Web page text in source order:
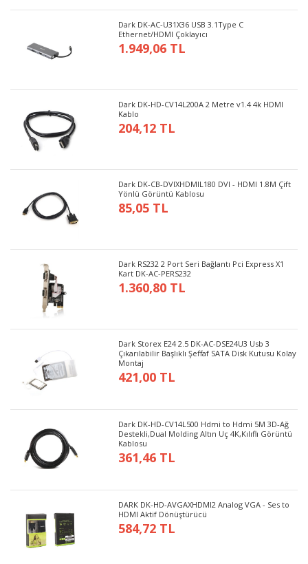
Dark DK-AC-U31X36 USB 3.1Type C
Ethernet/HDMI Çoklayıcı
1.949,06 TL
Dark DK-HD-CV14L200A 2 Metre v1.4 4k HDMI
Kablo
204,12 TL
Dark DK-CB-DVIXHDMIL180 DVI - HDMI 1.8M Çift
Yönlü Görüntü Kablosu
85,05 TL
Dark RS232 2 Port Seri Bağlantı Pci Express X1
Kart DK-AC-PERS232
1.360,80 TL
Dark Storex E24 2.5 DK-AC-DSE24U3 Usb 3
Çıkarılabilir Başlıklı Şeffaf SATA Disk Kutusu Kolay
Montaj
421,00 TL
Dark DK-HD-CV14L500 Hdmi to Hdmi 5M 3D-Ağ
Destekli,Dual Molding Altın Uç 4K,Kılıflı Görüntü
Kablosu
361,46 TL
DARK DK-HD-AVGAXHDMI2 Analog VGA - Ses to
HDMI Aktif Dönüştürücü
584,72 TL